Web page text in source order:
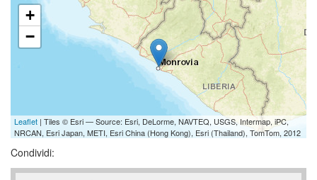
+
−
Leaflet | Tiles © Esri — Source: Esri, DeLorme, NAVTEQ, USGS, Intermap, iPC,
NRCAN, Esri Japan, METI, Esri China (Hong Kong), Esri (Thailand), TomTom, 2012
Condividi: